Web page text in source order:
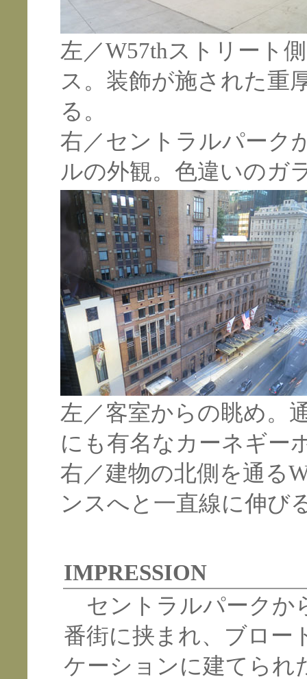
左／W57thストリート
ス。装飾が施された重
る。
右／セントラルパーク
ルの外観。色違いのガ
左／客室からの眺め。
にも有名なカーネギー
右／建物の北側を通る
ンスへと一直線に伸び
IMPRESSION
セントラルパークか
番街に挟まれ、ブロー
ケーションに建てられ